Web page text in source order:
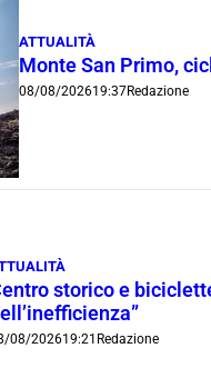
ATTUALITÀ
Monte San Primo,
08/08/202619:37Redazione
storico e
08/202619:21 Redazione